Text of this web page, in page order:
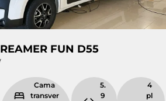
FUN D55
Cama
transver
5.
9
4
pl